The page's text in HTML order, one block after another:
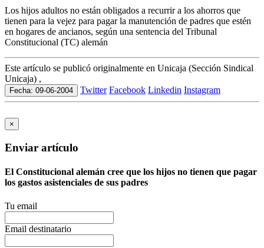
Los hijos adultos no están obligados a recurrir a los ahorros que
tienen para la vejez para pagar la manutención de padres que estén
en hogares de ancianos, según una sentencia del Tribunal
Constitucional (TC) alemán
Este artículo se publicó originalmente en Unicaja (Sección Sindical
Unicaja) ,
Fecha: 09-06-2004 Twitter Facebook Linkedin Instagram
×
Enviar artículo
El Constitucional alemán cree que los hijos no tienen que pagar
los gastos asistenciales de sus padres
Tu email
Email destinatario